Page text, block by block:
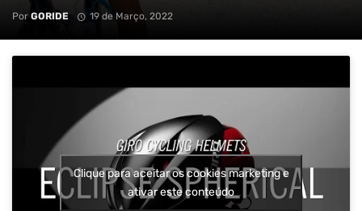
Por GORIDE 19 de Março, 2022
Clique para aceitar os cookies marketing e
ativar este conteúdo